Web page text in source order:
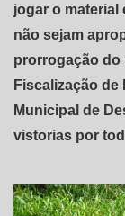
jogar o material
não sejam
prorrogação do
Fiscalização
Municipal de
vistorias por